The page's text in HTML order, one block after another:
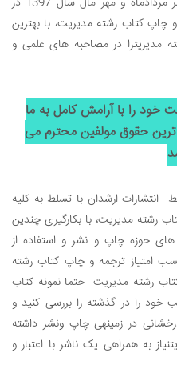
چاپ کتاب رشته مدیریت، با بهترین
مدیریترا در مصاحبه های علمی و
خود را با آرامش کامل به ما
ترین حقوق مولفین محترم می
انتشارات ارشدان با تسلط به کلیه
رشته مدیریت، با بکارگیری چندین
حوزه چاپ و نشر و استفاده از
امتیاز ترجمه و چاپ کتاب رشته
رشته مدیریت حتما نمونه کتاب
را در گذشته را بررسی کنید و
در زمینه­ی چاپ ونشر داشته
نیاز به همراهی یک ناشر با اعتبار و